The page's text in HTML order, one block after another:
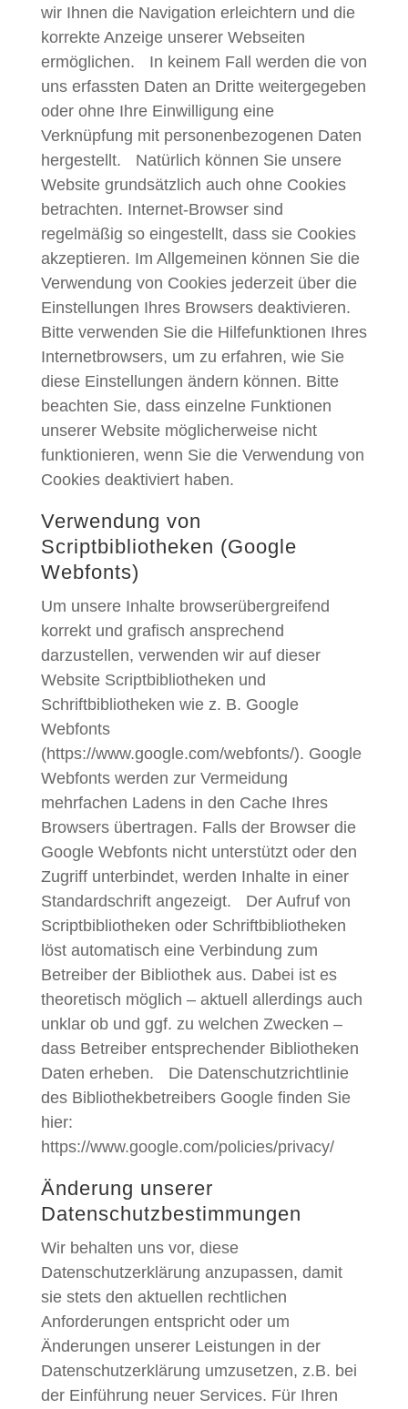
wir Ihnen die Navigation erleichtern und die
korrekte Anzeige unserer Webseiten
ermöglichen. In keinem Fall werden die von
uns erfassten Daten an Dritte weitergegeben
oder ohne Ihre Einwilligung eine
Verknüpfung mit personenbezogenen Daten
hergestellt. Natürlich können Sie unsere
Website grundsätzlich auch ohne Cookies
betrachten. Internet-Browser sind
regelmäßig so eingestellt, dass sie Cookies
akzeptieren. Im Allgemeinen können Sie die
Verwendung von Cookies jederzeit über die
Einstellungen Ihres Browsers deaktivieren.
Bitte verwenden Sie die Hilfefunktionen Ihres
Internetbrowsers, um zu erfahren, wie Sie
diese Einstellungen ändern können. Bitte
beachten Sie, dass einzelne Funktionen
unserer Website möglicherweise nicht
funktionieren, wenn Sie die Verwendung von
Cookies deaktiviert haben.
Verwendung von
Scriptbibliotheken (Google
Webfonts)
Um unsere Inhalte browserübergreifend
korrekt und grafisch ansprechend
darzustellen, verwenden wir auf dieser
Website Scriptbibliotheken und
Schriftbibliotheken wie z. B. Google
Webfonts
(https://www.google.com/webfonts/). Google
Webfonts werden zur Vermeidung
mehrfachen Ladens in den Cache Ihres
Browsers übertragen. Falls der Browser die
Google Webfonts nicht unterstützt oder den
Zugriff unterbindet, werden Inhalte in einer
Standardschrift angezeigt. Der Aufruf von
Scriptbibliotheken oder Schriftbibliotheken
löst automatisch eine Verbindung zum
Betreiber der Bibliothek aus. Dabei ist es
theoretisch möglich – aktuell allerdings auch
unklar ob und ggf. zu welchen Zwecken –
dass Betreiber entsprechender Bibliotheken
Daten erheben. Die Datenschutzrichtlinie
des Bibliothekbetreibers Google finden Sie
hier:
https://www.google.com/policies/privacy/
Änderung unserer
Datenschutzbestimmungen
Wir behalten uns vor, diese
Datenschutzerklärung anzupassen, damit
sie stets den aktuellen rechtlichen
Anforderungen entspricht oder um
Änderungen unserer Leistungen in der
Datenschutzerklärung umzusetzen, z.B. bei
der Einführung neuer Services. Für Ihren